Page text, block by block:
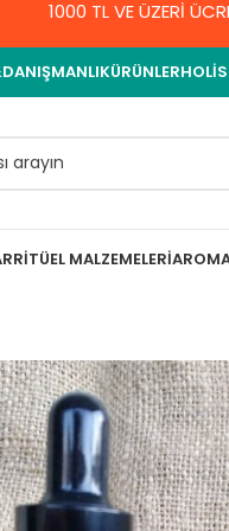
1000 TL VE ÜZERİ
ÜRÜNLER
RITÜEL MALZEMELERI